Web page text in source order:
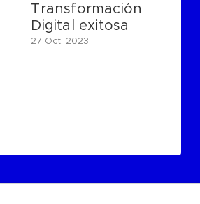
Transformación
Digital exitosa
27 Oct, 2023